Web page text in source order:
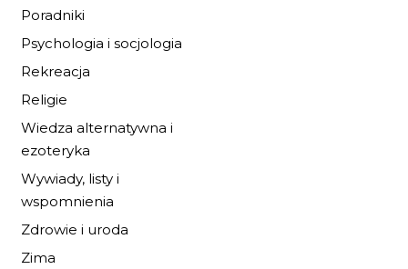
Poradniki
Psychologia i socjologia
Rekreacja
Religie
Wiedza alternatywna i
ezoteryka
Wywiady, listy i
wspomnienia
Zdrowie i uroda
Zima